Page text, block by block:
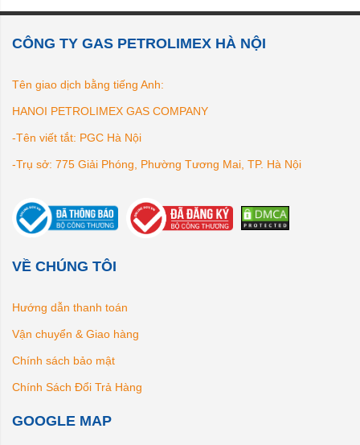
CÔNG TY GAS PETROLIMEX HÀ NỘI
Tên giao dịch bằng tiếng Anh:
HANOI PETROLIMEX GAS COMPANY
-Tên viết tắt: PGC Hà Nội
-Trụ sở: 775 Giải Phóng, Phường Tương Mai, TP. Hà Nội
VỀ CHÚNG TÔI
Hướng dẫn thanh toán
Vận chuyển & Giao hàng
Chính sách bảo mật
Chính Sách Đổi Trả Hàng
GOOGLE MAP